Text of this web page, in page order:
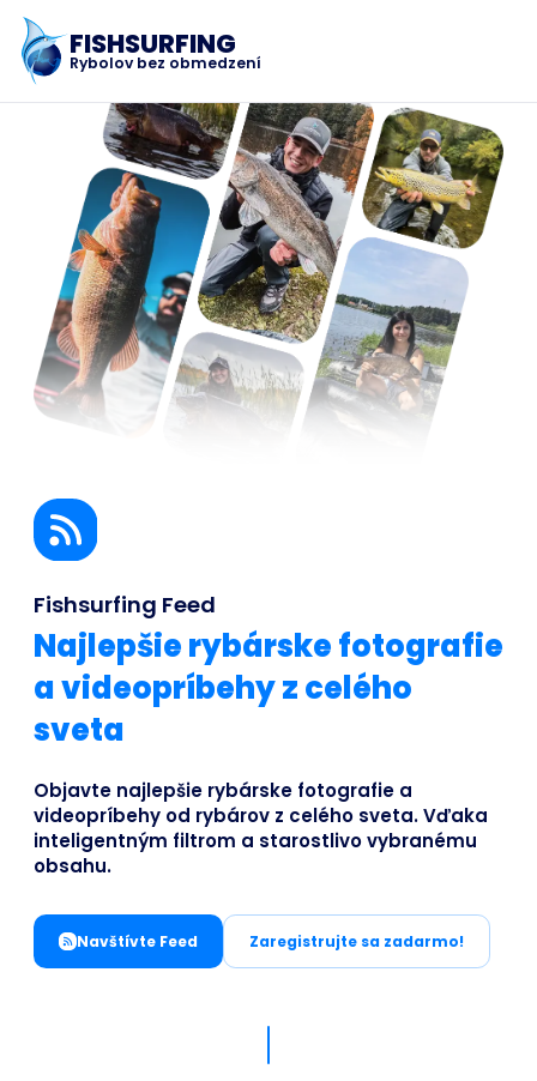
FISHSURFING
Rybolov bez obmedzení
Registrovať sa
Domovská stránka
Blog
O aplikácii
Business
Fishsurfing Feed
Najlepšie rybárske fotografie
a videopríbehy z celého
sveta
Objavte najlepšie rybárske fotografie a
videopríbehy od rybárov z celého sveta. Vďaka
inteligentným filtrom a starostlivo vybranému
obsahu.
Navštívte Feed Zaregistrujte sa zadarmo!